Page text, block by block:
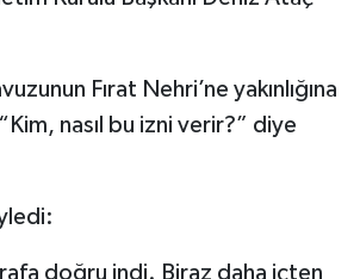
Fırat Nehri’ne yakınlığına
nasıl bu izni verir?” diye
doğru indi. Biraz daha içten